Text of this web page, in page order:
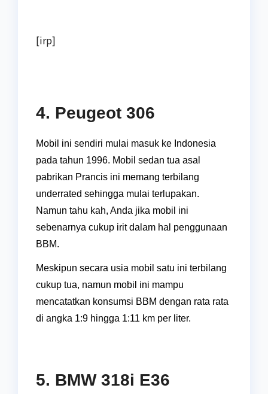
[irp]
4. Peugeot 306
Mobil ini sendiri mulai masuk ke Indonesia
pada tahun 1996. Mobil sedan tua asal
pabrikan Prancis ini memang terbilang
underrated sehingga mulai terlupakan.
Namun tahu kah, Anda jika mobil ini
sebenarnya cukup irit dalam hal penggunaan
BBM.
Meskipun secara usia mobil satu ini terbilang
cukup tua, namun mobil ini mampu
mencatatkan konsumsi BBM dengan rata rata
di angka 1:9 hingga 1:11 km per liter.
5. BMW 318i E36